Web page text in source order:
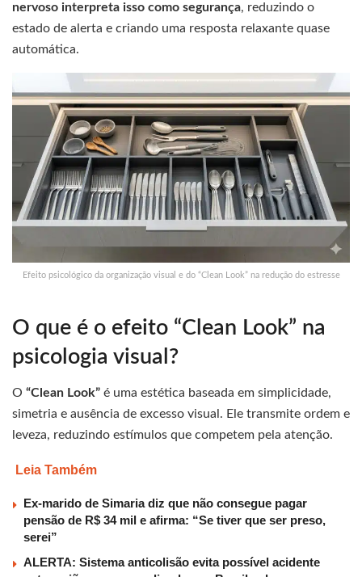
nervoso interpreta isso como segurança, reduzindo o
estado de alerta e criando uma resposta relaxante quase
automática.
Efeito psicológico da organização visual e do “Clean Look” na redução do estresse
O que é o efeito “Clean Look” na
psicologia visual?
O “Clean Look” é uma estética baseada em simplicidade,
simetria e ausência de excesso visual. Ele transmite ordem e
leveza, reduzindo estímulos que competem pela atenção.
Leia Também
Ex-marido de Simaria diz que não consegue pagar
pensão de R$ 34 mil e afirma: “Se tiver que ser preso,
serei”
ALERTA: Sistema anticolisão evita possível acidente